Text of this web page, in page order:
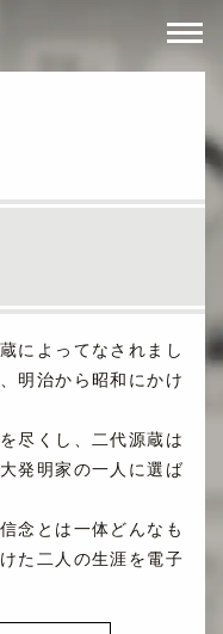
によってなされまし
明治から昭和にかけ
尽くし、二代源蔵は
発明家の一人に選ば
念とは一体どんなも
た二人の生涯を電子